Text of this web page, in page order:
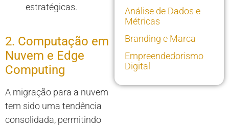
estratégicas.
2. Computação em
Nuvem e Edge
Computing
A migração para a nuvem
tem sido uma tendência
consolidada, permitindo
Análise de Dados e
Métricas
Branding e Marca
Empreendedorismo
Digital